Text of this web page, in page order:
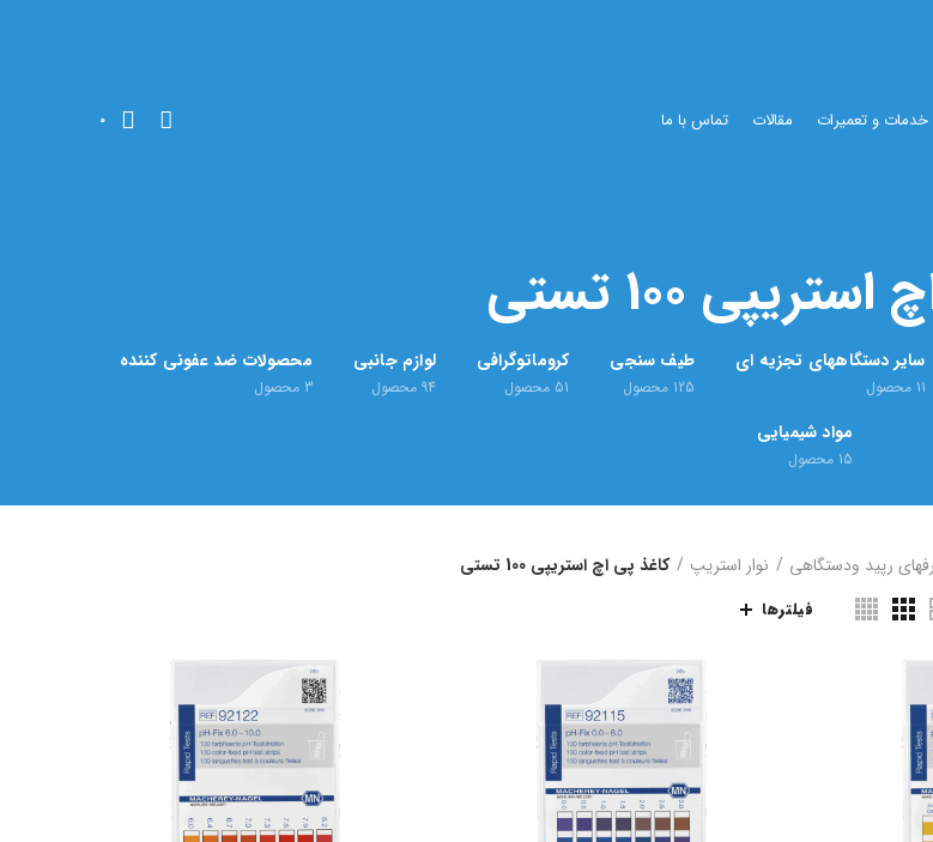
خدمات و تعمیرات مقالات تماس با ما 0
100 تستی
سایر دستگاههای تجزیه ای
11 محصول
طیف سنجی
125 محصول
کروماتوگرافی
51 محصول
لوازم جانبی
94 محصول
محصولات ضد عفونی کننده
3 محصول
مواد شیمیایی
15 محصول
رپید ودستگاهی نوار استریپ
کاغذ پی اچ استریپی 100 تستی
فیلترها